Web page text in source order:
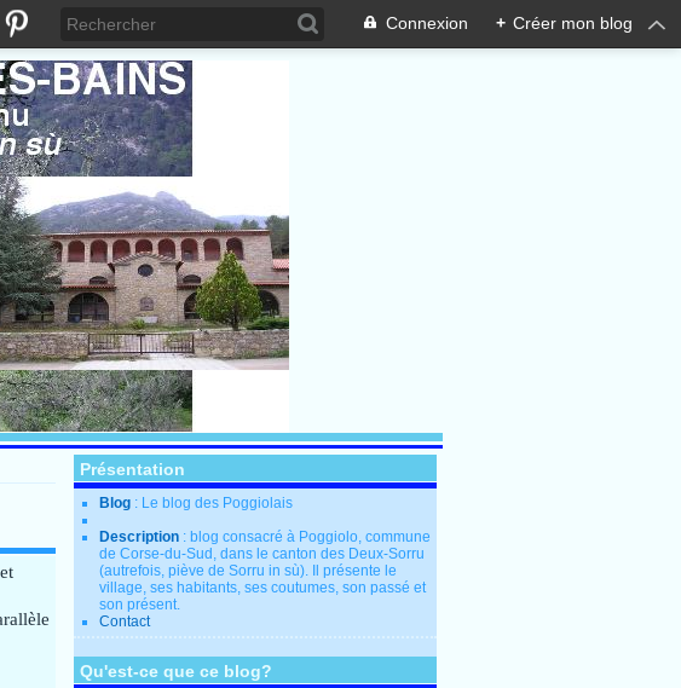
Connexion + Créer mon blog
Présentation
Blog : Le blog des Poggiolais
Description : blog consacré à Poggiolo, commune
de Corse-du-Sud, dans le canton des Deux-Sorru
(autrefois, piève de Sorru in sù). Il présente le
village, ses habitants, ses coutumes, son passé et
son présent.
Contact
Qu'est-ce que ce blog?